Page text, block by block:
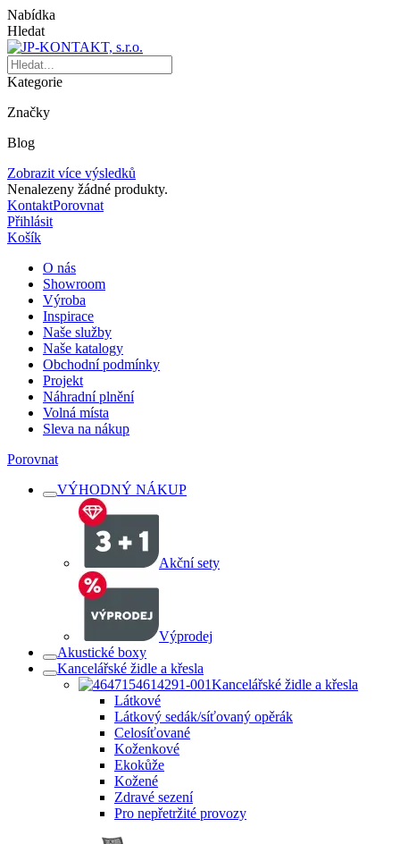
Nabídka
Hledat
Kategorie
Značky
Blog
Zobrazit více výsledků
Nenalezeny žádné produkty.
KontaktPorovnat
Přihlásit
Košík
O nás
Showroom
Výroba
Inspirace
Naše služby
Naše katalogy
Obchodní podmínky
Projekt
Náhradní plnění
Volná místa
Sleva na nákup
Porovnat
VÝHODNÝ NÁKUP
Akční sety
Výprodej
Akustické boxy
Kancelářské židle a křesla
Kancelářské židle a křesla
Látkové
Látkový sedák/síťovaný opěrák
Celosíťované
Koženkové
Ekokůže
Kožené
Zdravé sezení
Pro nepřetržité provozy